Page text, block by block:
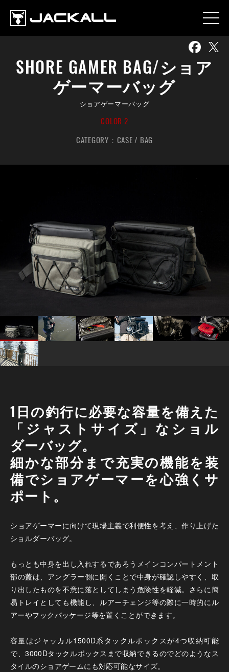
SHORE GAMER BAG/ショア
ゲーマーバッグ
ショアゲーマーバッグ
COLOR 2
CATEGORY： CASE / BAG
1日の釣行に必要な容量を備えた
「ジャストサイズ」なショル
ダーバッグ。
細かな部分まで充実の機能を装
備でショアゲーマーを心強くサ
ポート。
ショアゲーマーに向けて現場主義で利便性を考え、作り上げた
ショルダーバッグ。
もっとも中身を出し入れするであろうメインコンパートメント
部の蓋は、アングラー側に開くことで中身が確認しやすく、取
り出したものを不意に落としてしまう危険性を軽減。さらに簡
易トレイとしても機能し、ルアーチェンジ等の際に一時的にル
アーやフックパッケージ等を置くことができます。
容量はジャッカル1500D系タックルボックスが4つ収納可能
で、3000Dタックルボックスまで収納できるのでどのようなス
タイルのショアゲームにも対応可能なサイズ。